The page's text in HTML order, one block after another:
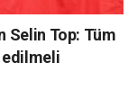
Selin Top: Tüm